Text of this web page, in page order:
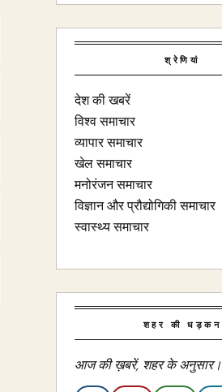
श्रेणियां
देश की खबरें
विश्व समाचार
व्यापार समाचार
खेल समाचार
मनोरंजन समाचार
विज्ञान और प्रौद्योगिकी समाचार
स्वास्थ्य समाचार
शहर की धड़कन
आज की ख़बरें, शहर के अनुसार।